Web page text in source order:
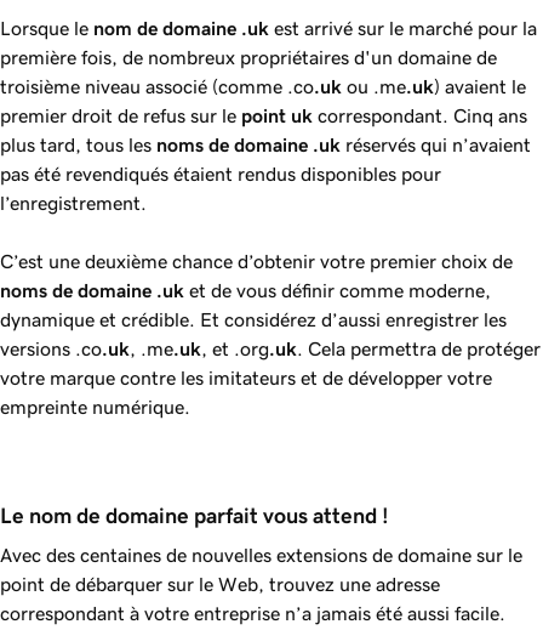
Lorsque le nom de domaine .uk est arrivé sur le marché pour la
première fois, de nombreux propriétaires d'un domaine de
troisième niveau associé (comme .co.uk ou .me.uk) avaient le
premier droit de refus sur le point uk correspondant. Cinq ans
plus tard, tous les noms de domaine .uk réservés qui n’avaient
pas été revendiqués étaient rendus disponibles pour
l’enregistrement.
C’est une deuxième chance d’obtenir votre premier choix de
noms de domaine .uk et de vous définir comme moderne,
dynamique et crédible. Et considérez d’aussi enregistrer les
versions .co.uk , .me.uk , et .org.uk . Cela permettra de protéger
votre marque contre les imitateurs et de développer votre
empreinte numérique.
Le nom de domaine parfait vous attend !
Avec des centaines de nouvelles extensions de domaine sur le
point de débarquer sur le Web, trouvez une adresse
correspondant à votre entreprise n’a jamais été aussi facile.